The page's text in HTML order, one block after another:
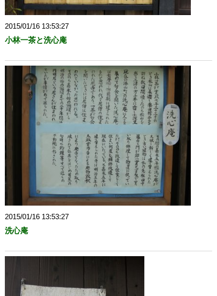
2015/01/16 13:53:27
小林一茶と洗心庵
2015/01/16 13:53:27
洗心庵